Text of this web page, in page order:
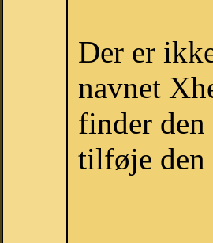
Der er
navnet
finder den
tilføje den